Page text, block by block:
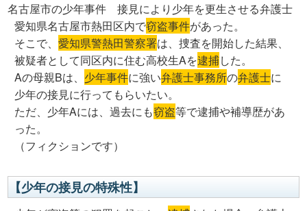
名古屋市の少年事件 接見により少年を更生させる弁護士
愛知県名古屋市熱田区内で窃盗事件があった。
そこで、愛知県警熱田警察署は、捜査を開始した結果、
被疑者として同区内に住む高校生Aを逮捕した。
Aの母親Bは、 少年事件に強い弁護士事務所の弁護士に
少年の接見に行ってもらいたい。
ただ、少年Aには、過去にも窃盗等で逮捕や補導歴があ
った。
（フィクションです）
【少年の接見の特殊性】